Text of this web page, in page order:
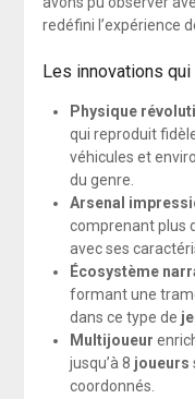
redéfini l’expérience
Les innovations
Physique
qui reproduit
véhicules et
du genre.
Arsenal
comprenant plus
avec ses
Écosystème
formant une
dans ce type de
Multijoueur
jusqu’à 8 joueurs
coordonnés.